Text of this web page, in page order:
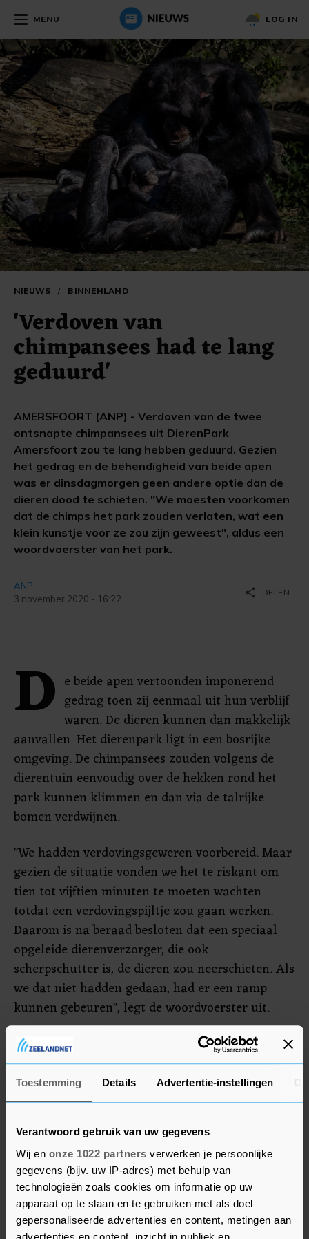
Toestemming Details Advertentie-instellingen
Verantwoord gebruik van uw gegevens
Wij en onze 1022 partners verwerken je persoonlijke
gegevens (bijv. uw IP-adres) met behulp van
technologieën zoals cookies om informatie op uw
apparaat op te slaan en te gebruiken met als doel
gepersonaliseerde advertenties en content, metingen aan
advertenties en content, inzicht in publiek en
MENU LOG IN
NIEUWS / BINNENLAND
'Verdoven van
chimpansees had te lang
geduurd'
AMERSFOORT (ANP) - Verdoven van de twee
ontsnapte chimpansees uit DierenPark
Amersfoort zou te lang hebben geduurd. Gezien
het gedrag en de behendigheid van beide apen
was er dinsdagmorgen geen andere optie dan de
dieren dood te schieten. "We moesten voorkomen
dat de chimps het park zouden verlaten, wat een
klein kunstje voor ze zou zijn geweest", aldus een
woordvoerster van het park.
ANP
3 november 2020 - 16:22
share DELEN
D e beide apen vertoonden imponerend
gedrag toen zij eenmaal uit hun verblijf
waren. De dieren kunnen dan makkelijk
aanvallen. Het dierenpark ligt in een bosrijke
omgeving. De chimpansees zouden volgens de
dierentuin eenvoudig over de hekken rond het
park kunnen klimmen en dan via de talrijke
bomen verdwijnen.
"We hadden verdovingsgeweren voorbereid. Maar
gezien de situatie vonden we het te riskant om
tien tot vijftien minuten te moeten wachten
totdat een verdovingspijltje zou gaan werken.
Daarom is na beraad besloten dat een speciaal
opgeleide dierenverzorger, die ook
scherpschutter is, de dieren zou neerschieten. Als
we dat niet hadden gedaan, had er een ramp
kunnen gebeuren", legt de woordvoerster uit.
De dierentuin is erg verdrietig over het incident
en over het verlies van beide apen, die al heel
lang in het dierenpark woonden. Chimpansee
Mike was al ouder dan 50 jaar en heeft bijna zijn
met de grijze baard gold als een boegbeeld van de
dierentuin.